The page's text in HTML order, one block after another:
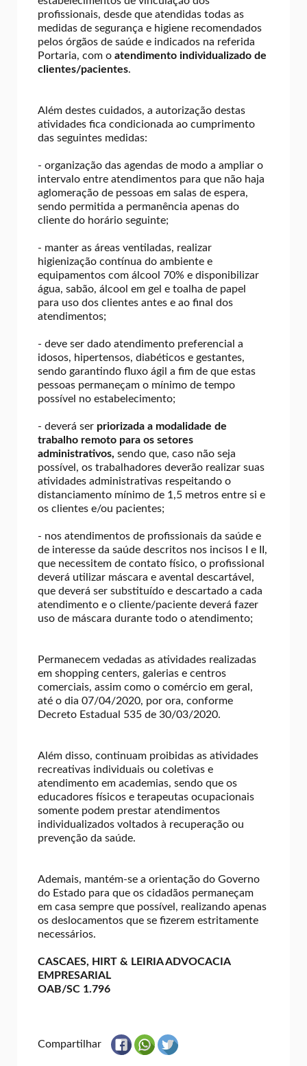
profissionais, desde que atendidas todas as
medidas de segurança e higiene recomendados
pelos órgãos de saúde e indicados na referida
Portaria, com o atendimento individualizado de
clientes/pacientes.
Além destes cuidados, a autorização destas
atividades fica condicionada ao cumprimento
das seguintes medidas:
- organização das agendas de modo a ampliar o
intervalo entre atendimentos para que não haja
aglomeração de pessoas em salas de espera,
sendo permitida a permanência apenas do
cliente do horário seguinte;
- manter as áreas ventiladas, realizar
higienização contínua do ambiente e
equipamentos com álcool 70% e disponibilizar
água, sabão, álcool em gel e toalha de papel
para uso dos clientes antes e ao final dos
atendimentos;
- deve ser dado atendimento preferencial a
idosos, hipertensos, diabéticos e gestantes,
sendo garantindo fluxo ágil a fim de que estas
pessoas permaneçam o mínimo de tempo
possível no estabelecimento;
- deverá ser priorizada a modalidade de
trabalho remoto para os setores
administrativos, sendo que, caso não seja
possível, os trabalhadores deverão realizar suas
atividades administrativas respeitando o
distanciamento mínimo de 1,5 metros entre si e
os clientes e/ou pacientes;
- nos atendimentos de profissionais da saúde e
de interesse da saúde descritos nos incisos I e II,
que necessitem de contato físico, o profissional
deverá utilizar máscara e avental descartável,
que deverá ser substituído e descartado a cada
atendimento e o cliente/paciente deverá fazer
uso de máscara durante todo o atendimento;
Permanecem vedadas as atividades realizadas
em shopping centers, galerias e centros
comerciais, assim como o comércio em geral,
até o dia 07/04/2020, por ora, conforme
Decreto Estadual 535 de 30/03/2020.
Além disso, continuam proibidas as atividades
recreativas individuais ou coletivas e
atendimento em academias, sendo que os
educadores físicos e terapeutas ocupacionais
somente podem prestar atendimentos
individualizados voltados à recuperação ou
prevenção da saúde.
Ademais, mantém-se a orientação do Governo
do Estado para que os cidadãos permaneçam
em casa sempre que possível, realizando apenas
os deslocamentos que se fizerem estritamente
necessários.
CASCAES, HIRT & LEIRIA ADVOCACIA
EMPRESARIAL
OAB/SC 1.796
Compartilhar